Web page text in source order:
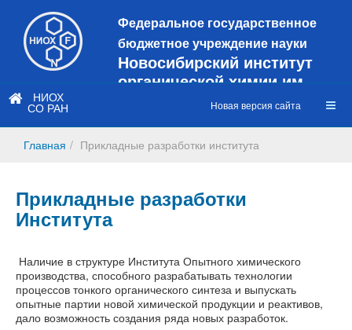
Федеральное государственное
бюджетное учреждение науки
Новосибирский институт
органической химии им.
Н.Н. Ворожцова
сайт
НИОХ
СО РАН Новая версия сайта
Главная Прикладные разработки института
Прикладные разработки
Института
Наличие в структуре Института Опытного химического
производства, способного разрабатывать технологии
процессов тонкого органического синтеза и выпускать
опытные партии новой химической продукции и реактивов,
дало возможность создания ряда новых разработок.